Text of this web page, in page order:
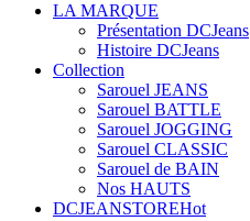
LA MARQUE
Présentation DCJeans
Histoire DCJeans
Collection
Sarouel JEANS
Sarouel BATTLE
Sarouel JOGGING
Sarouel CLASSIC
Sarouel de BAIN
Nos HAUTS
DCJEANSTOREHot